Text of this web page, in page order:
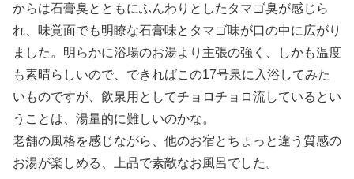
からは石膏臭とともにふんわりとしたタマゴ臭が感じら
れ、味覚面でも明瞭な石膏味とタマゴ味が口の中に広がり
ました。明らかに浴場のお湯より主張の強く、しかも温度
も素晴らしいので、できればこの17号泉に入浴してみた
いものですが、飲泉用としてチョロチョロ流しているとい
うことは、湯量的に難しいのかな。
老舗の風格を感じながら、他のお宿とちょっと違う質感の
お湯が楽しめる、上品で素敵なお風呂でした。